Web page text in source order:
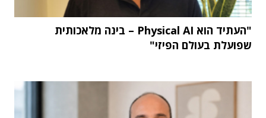
"העתיד הוא Physical AI – בינה מלאכותית
שפועלת בעולם הפיזי"